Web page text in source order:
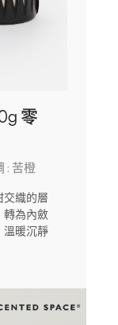
零
: 苦橙
交織的層
轉為內斂
溫暖沉靜